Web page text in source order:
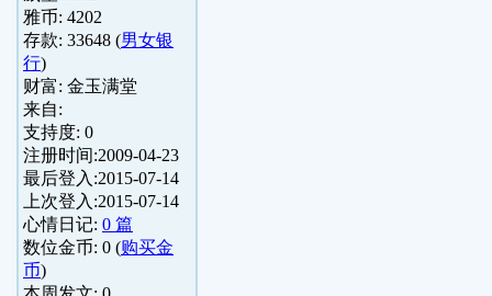
雅币: 4202
存款: 33648 (男女银
行)
财富: 金玉满堂
来自:
支持度: 0
注册时间:2009-04-23
最后登入:2015-07-14
上次登入:2015-07-14
心情日记: 0 篇
数位金币: 0 (购买金
币)